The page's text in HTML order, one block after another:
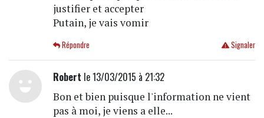
justifier et accepter
Putain, je vais vomir
Signaler
Répondre
Robert le 13/03/2015 à 21:32
Bon et bien puisque l'information ne vient
pas à moi, je viens a elle...